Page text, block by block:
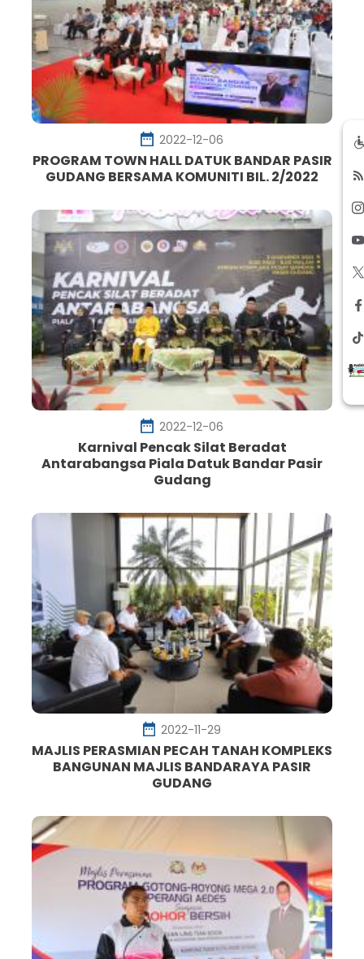
2022-12-06
PROGRAM TOWN HALL DATUK BANDAR PASIR
GUDANG BERSAMA KOMUNITI BIL. 2/2022
2022-12-06
Karnival Pencak Silat Beradat
Antarabangsa Piala Datuk Bandar Pasir
Gudang
2022-11-29
MAJLIS PERASMIAN PECAH TANAH KOMPLEKS
BANGUNAN MAJLIS BANDARAYA PASIR
GUDANG